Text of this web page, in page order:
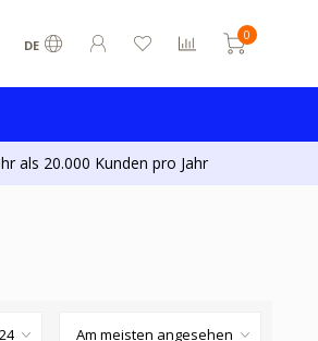
DE
0
als 20.000 Kunden pro Jahr